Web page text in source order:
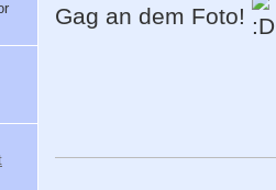
Gag an dem Foto!